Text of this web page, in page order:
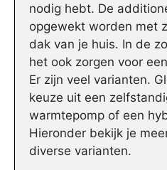
nodig hebt. De
opgewekt worden met
dak van je huis. In de
het ook zorgen voor
Er zijn veel varianten.
keuze uit een
warmtepomp of een
Hieronder bekijk je
diverse varianten.